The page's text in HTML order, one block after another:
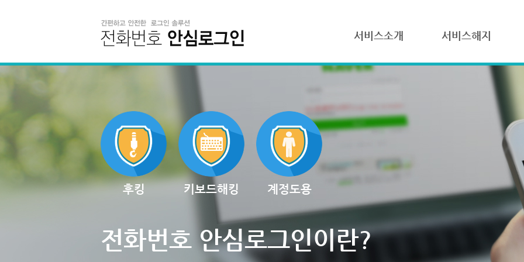
서비스소개 서비스해지
후킹 키보드해킹 계정도용
전화번호 안심로그인이란?